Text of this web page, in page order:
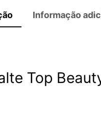
Informação
Top